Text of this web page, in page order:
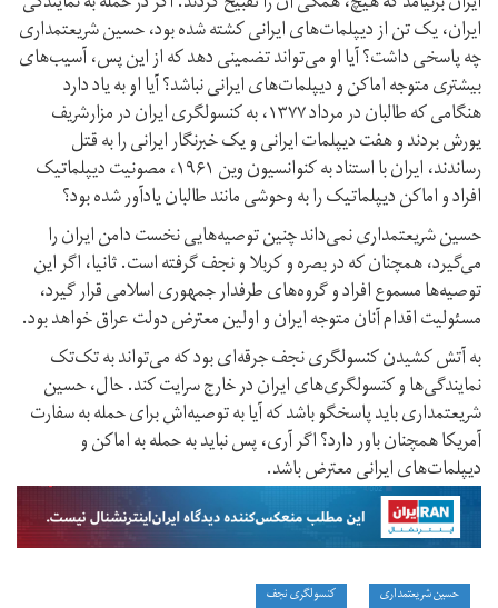
ایران، یک تن از دیپلمات‌های ایرانی کشته شده بود، حسین شریعتمداری
چه پاسخی داشت؟ آیا او می‌تواند تضمینی دهد که از این پس، آسیب‌های
بیشتری متوجه اماکن و دیپلمات‌های ایرانی نباشد؟ آیا او به یاد دارد
هنگامی که طالبان در مرداد ۱۳۷۷، به کنسولگری ایران در مزار‌شریف
یورش بردند و هفت دیپلمات ایرانی و یک خبرنگار ایرانی را به قتل
رساندند، ایران با استناد به کنوانسیون وین ۱۹۶۱، مصونیت دیپلماتیک
افراد و اماکن دیپلماتیک را به وحوشی مانند طالبان یادآور شده بود؟
حسین شریعتمداری نمی‌داند چنین توصیه‌هایی نخست دامن ایران را
می‌گیرد، همچنان که در بصره و کربلا و نجف گرفته است. ثانیا، اگر این
توصیه‌ها مسموع افراد و گروه‌های طرفدار جمهوری اسلامی قرار گیرد،
‌مسئولیت اقدام آنان متوجه ایران و اولین معترض دولت عراق خواهد بود.
به آتش کشیدن کنسولگری نجف جرقه‌ای بود که می‌تواند به تک‌تک
نمایندگی‌ها و کنسولگری‌های ایران در خارج سرایت کند. حال، حسین
شریعتمداری باید پاسخگو باشد که آیا به توصیه‌اش برای حمله به سفارت
آمریکا همچنان باور دارد؟ اگر آری، پس نباید به حمله به اماکن و
دیپلمات‌های ایرانی معترض باشد.
حسین شریعتمداری کنسولگری نجف